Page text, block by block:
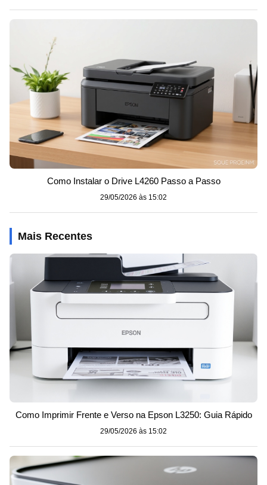
Como Instalar o Drive L4260 Passo a Passo
29/05/2026 às 15:02
Mais Recentes
Como Imprimir Frente e Verso na Epson L3250: Guia Rápido
29/05/2026 às 15:02